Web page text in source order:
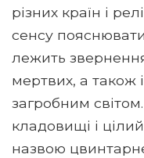
різних країн і
сенсу
лежить
мертвих, а також
загробним
кладовищі і
назвою